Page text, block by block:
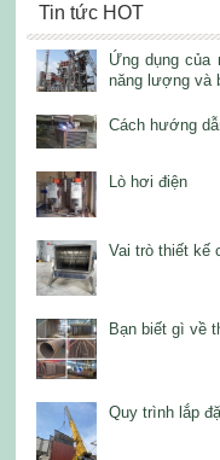
Tin tức HOT
Ứng dụng của
năng lượng và
Cách hướng
Lò hơi điện
Vai trò thiết kế
Bạn biết gì về
Quy trình lắp